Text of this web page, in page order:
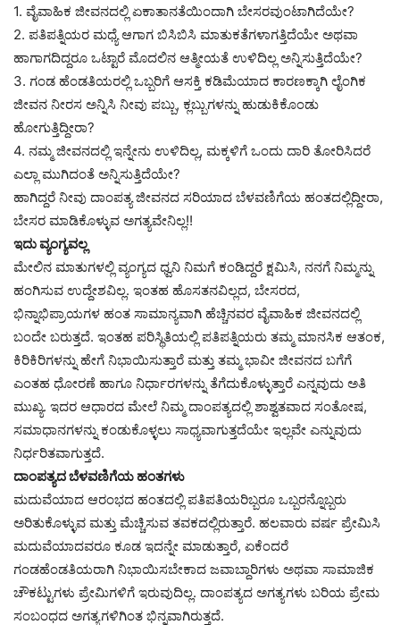
1. ವೈವಾಹಿಕ ಜೀವನದಲ್ಲಿ ಏಕಾತಾನತೆಯಿಂದಾಗಿ ಬೇಸರವುಂಟಾಗಿದೆಯೇ?
2. ಪತಿಪತ್ನಿಯರ ಮಧ್ಯೆ ಆಗಾಗ ಬಿಸಿಬಿಸಿ ಮಾತುಕತೆಗಳಾಗತ್ತಿದೆಯೇ ಅಥವಾ
ಹಾಗಾಗದಿದ್ದರೂ ಒಟ್ಟಾರೆ ಮೊದಲಿನ ಆತ್ಮೀಯತೆ ಉಳಿದಿಲ್ಲ ಅನ್ನಿಸುತ್ತಿದೆಯೇ?
3. ಗಂಡ ಹೆಂಡತಿಯರಲ್ಲಿ ಒಬ್ಬರಿಗೆ ಆಸಕ್ತಿ ಕಡಿಮೆಯಾದ ಕಾರಣಕ್ಕಾಗಿ ಲೈಂಗಿಕ
ಜೀವನ ನೀರಸ ಅನ್ನಿಸಿ ನೀವು ಪಬ್ಬು, ಕ್ಲಬ್ಬುಗಳನ್ನು ಹುಡುಕಿಕೊಂಡು
ಹೋಗುತ್ತಿದ್ದೀರಾ?
4. ನಮ್ಮ ಜೀವನದಲ್ಲಿ ಇನ್ನೇನು ಉಳಿದಿಲ್ಲ, ಮಕ್ಕಳಿಗೆ ಒಂದು ದಾರಿ ತೋರಿಸಿದರೆ
ಎಲ್ಲಾ ಮುಗಿದಂತೆ ಅನ್ನಿಸುತ್ತಿದೆಯೇ?
ಹಾಗಿದ್ದರೆ ನೀವು ದಾಂಪತ್ಯ ಜೀವನದ ಸರಿಯಾದ ಬೆಳವಣಿಗೆಯ ಹಂತದಲ್ಲಿದ್ದೀರಾ,
ಬೇಸರ ಮಾಡಿಕೊಳ್ಳುವ ಅಗತ್ಯವೇನಿಲ್ಲ!!
ಇದು ವ್ಯಂಗ್ಯವಲ್ಲ
ಮೇಲಿನ ಮಾತುಗಳಲ್ಲಿ ವ್ಯಂಗ್ಯದ ಧ್ವನಿ ನಿಮಗೆ ಕಂಡಿದ್ದರೆ ಕ್ಷಮಿಸಿ, ನನಗೆ ನಿಮ್ಮನ್ನು
ಹಂಗಿಸುವ ಉದ್ದೇಶವಿಲ್ಲ. ಇಂತಹ ಹೊಸತನವಿಲ್ಲದ, ಬೇಸರದ,
ಭಿನ್ನಾಭಿಪ್ರಾಯಗಳ ಹಂತ ಸಾಮಾನ್ಯವಾಗಿ ಹೆಚ್ಚಿನವರ ವೈವಾಹಿಕ ಜೀವನದಲ್ಲಿ
ಬಂದೇ ಬರುತ್ತದೆ. ಇಂತಹ ಪರಿಸ್ಥಿತಿಯಲ್ಲಿ ಪತಿಪತ್ನಿಯರು ತಮ್ಮ ಮಾನಸಿಕ ಆತಂಕ,
ಕಿರಿಕಿರಿಗಳನ್ನು ಹೇಗೆ ನಿಭಾಯಿಸುತ್ತಾರೆ ಮತ್ತು ತಮ್ಮ ಭಾವೀ ಜೀವನದ ಬಗೆಗೆ
ಎಂತಹ ಧೋರಣೆ ಹಾಗೂ ನಿರ್ಧಾರಗಳನ್ನು ತೆಗೆದುಕೊಳ್ಳುತ್ತಾರೆ ಎನ್ನವುದು ಅತಿ
ಮುಖ್ಯ. ಇದರ ಆಧಾರದ ಮೇಲೆ ನಿಮ್ಮ ದಾಂಪತ್ಯದಲ್ಲಿ ಶಾಶ್ವತವಾದ ಸಂತೋಷ,
ಸಮಾಧಾನಗಳನ್ನು ಕಂಡುಕೊಳ್ಳಲು ಸಾಧ್ಯವಾಗುತ್ತದೆಯೇ ಇಲ್ಲವೇ ಎನ್ನುವುದು
ನಿರ್ಧರಿತವಾಗುತ್ತದೆ.
ದಾಂಪತ್ಯದ ಬೆಳವಣಿಗೆಯ ಹಂತಗಳು
ಮದುವೆಯಾದ ಆರಂಭದ ಹಂತದಲ್ಲಿ ಪತಿಪತಿಯರಿಬ್ಬರೂ ಒಬ್ಬರನ್ನೊಬ್ಬರು
ಅರಿತುಕೊಳ್ಳುವ ಮತ್ತು ಮೆಚ್ಚಿಸುವ ತವಕದಲ್ಲಿರುತ್ತಾರೆ. ಹಲವಾರು ವರ್ಷ ಪ್ರೇಮಿಸಿ
ಮದುವೆಯಾದವರೂ ಕೂಡ ಇದನ್ನೇ ಮಾಡುತ್ತಾರೆ, ಏಕೆಂದರೆ
ಗಂಡಹೆಂಡತಿಯರಾಗಿ ನಿಭಾಯಿಸಬೇಕಾದ ಜವಾಬ್ದಾರಿಗಳು ಅಥವಾ ಸಾಮಾಜಿಕ
ಚೌಕಟ್ಟುಗಳು ಪ್ರೇಮಿಗಳಿಗೆ ಇರುವುದಿಲ್ಲ. ದಾಂಪತ್ಯದ ಅಗತ್ಯಗಳು ಬರಿಯ ಪ್ರೇಮ
ಸಂಬಂಧದ ಅಗತ್ಯಗಳಿಗಿಂತ ಭಿನ್ನವಾಗಿರುತ್ತದೆ.